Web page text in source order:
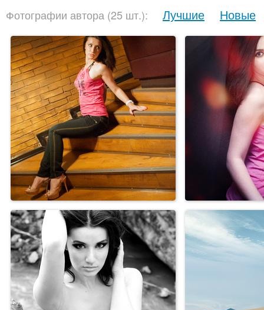
Фотографии автора (25 шт.): Лучшие Новые